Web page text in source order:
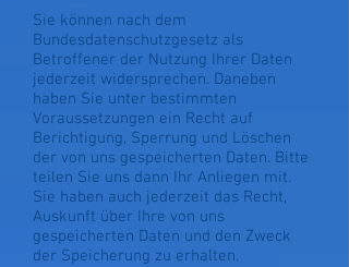
Sie können nach dem
Bundesdatenschutzgesetz als
Betroffener der Nutzung Ihrer Daten
jederzeit widersprechen. Daneben
haben Sie unter bestimmten
Voraussetzungen ein Recht auf
Berichtigung, Sperrung und Löschen
der von uns gespeicherten Daten. Bitte
teilen Sie uns dann Ihr Anliegen mit.
Sie haben auch jederzeit das Recht,
Auskunft über Ihre von uns
gespeicherten Daten und den Zweck
der Speicherung zu erhalten.